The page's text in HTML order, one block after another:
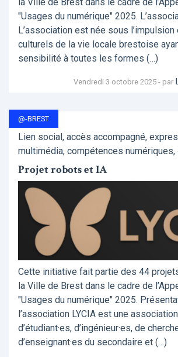
"Usages du numérique" 2025.
L’association est née sous l’impulsion
culturels de la vie locale brestoise
sensibilité à toutes les formes (…)
Vendredi 3 octobre 2025 - par
@-BREST
Lien social, accès accompagné,
multimédia, compétences
Projet robots et IA
Cette initiative fait partie des 44
la Ville de Brest dans le cadre de
"Usages du numérique" 2025.
l’association LYCIA est une
d’étudiant·es, d’ingénieur·es, de
d’enseignant·es du secondaire et (…)